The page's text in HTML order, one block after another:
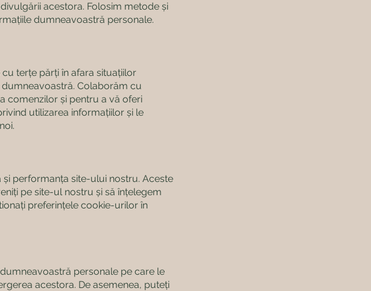
acestora. Folosim metode și
dumneavoastră personale.
terțe părți în afara situațiilor
Colaborăm cu
comenzilor și pentru a vă oferi
utilizarea informațiilor și le
performanța site-ului nostru. Aceste
pe site-ul nostru și să înțelegem
preferințele cookie-urilor în
personale pe care le
acestora. De asemenea, puteți